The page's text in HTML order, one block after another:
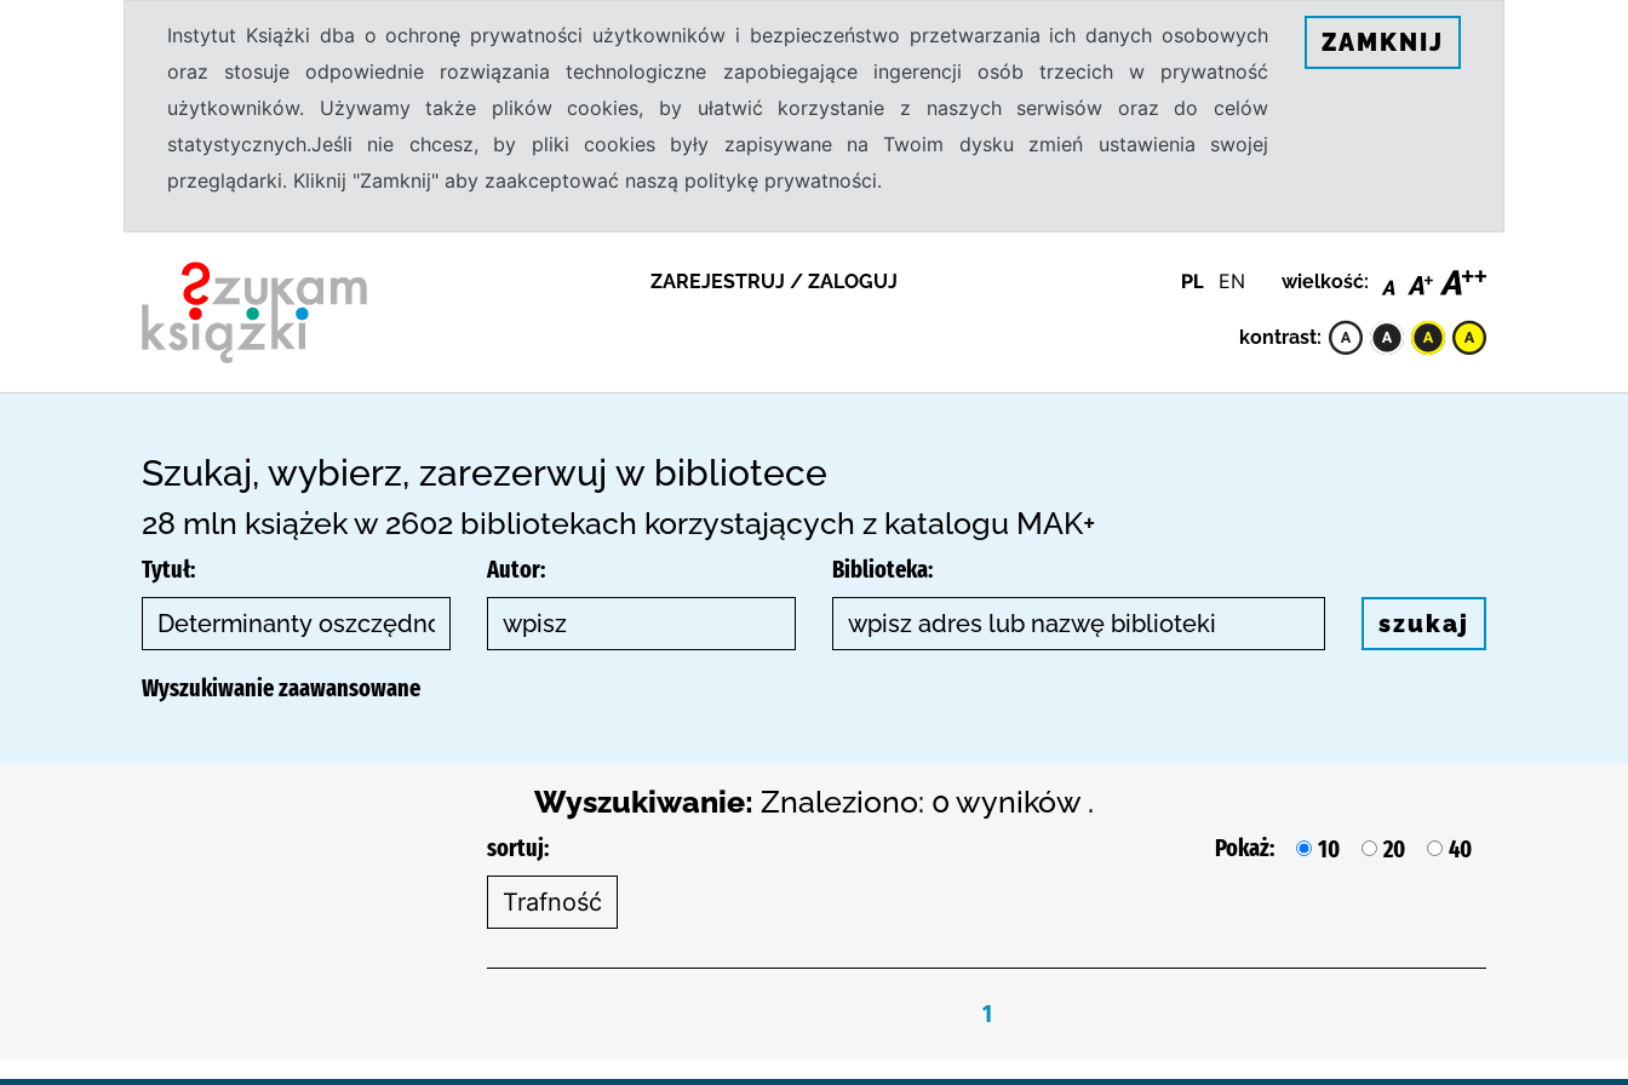
Instytut Książki dba o ochronę prywatności użytkowników i bezpieczeństwo przetwarzania ich danych osobowych
oraz stosuje odpowiednie rozwiązania technologiczne zapobiegające ingerencji osób trzecich w prywatność
użytkowników. Używamy także plików cookies, by ułatwić korzystanie z naszych serwisów oraz do celów
statystycznych.Jeśli nie chcesz, by pliki cookies były zapisywane na Twoim dysku zmień ustawienia swojej
przeglądarki. Kliknij "Zamknij" aby zaakceptować naszą politykę prywatności.
ZAMKNIJ
ZAREJESTRUJ / ZALOGUJ PL EN wielkość:
kontrast:
Szukaj, wybierz, zarezerwuj w bibliotece
28 mln książek w 2602 bibliotekach korzystających z katalogu MAK+
Tytuł: Autor:
Biblioteka:
szukaj
Wyszukiwanie zaawansowane
Wyszukiwanie: Znaleziono: 0 wyników .
sortuj: Pokaż: 10 20 40
1